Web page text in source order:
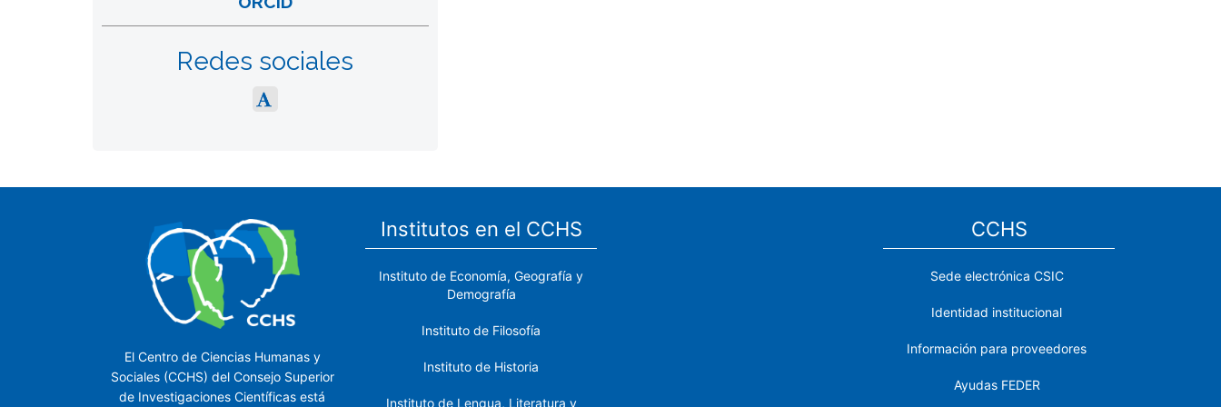
Redes sociales
El Centro de Ciencias Humanas y
Sociales (CCHS) del Consejo Superior
de Investigaciones Científicas está
Institutos en el CCHS
Instituto de Economía, Geografía y
Demografía
Instituto de Filosofía
Instituto de Historia
Instituto de Lengua, Literatura y
CCHS
Sede electrónica CSIC
Identidad institucional
Información para proveedores
Ayudas FEDER